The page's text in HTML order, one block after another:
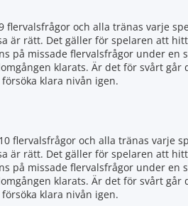
flervalsfrågor och alla tränas varje
är rätt. Det gäller för spelaren att
på missade flervalsfrågor under en
klarats. Är det för svårt
klara nivån igen.
flervalsfrågor och alla tränas varje
är rätt. Det gäller för spelaren att
på missade flervalsfrågor under en
klarats. Är det för svårt
klara nivån igen.